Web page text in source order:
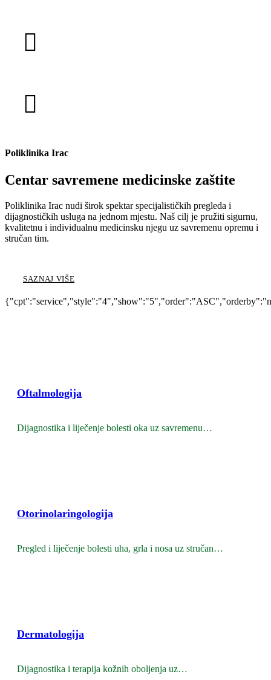
Poliklinika Irac
Centar savremene medicinske zaštite
Poliklinika Irac nudi širok spektar specijalističkih pregleda i
dijagnostičkih usluga na jednom mjestu. Naš cilj je pružiti sigurnu,
kvalitetnu i individualnu medicinsku njegu uz savremenu opremu i
stručan tim.
SAZNAJ VIŠE
Oftalmologija
Dijagnostika i liječenje bolesti oka uz savremenu
Otorinolaringologija
Pregled i liječenje bolesti uha, grla i nosa uz stručan
Dermatologija
Dijagnostika i terapija kožnih oboljenja uz